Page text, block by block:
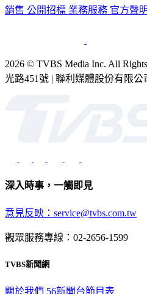
銷售 公開招標 業務服務 官方聲明
2026 © TVBS Media Inc. All
光路451號 | 聯利媒體股份有限公
深入時事，一觸即見
意見反映：service@tvbs.com.tw
觀眾服務專線：02-2656-1599
TVBS新聞網
關於我們 56新聞台節目表